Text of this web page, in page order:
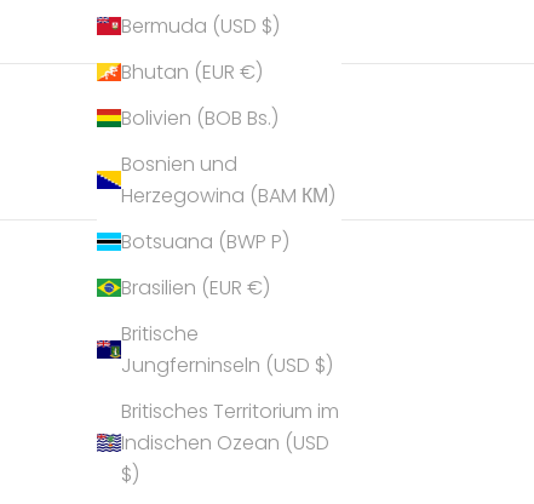
Bermuda (USD $)
Bhutan (EUR €)
Bolivien (BOB Bs.)
Bosnien und
Herzegowina (BAM КМ)
Botsuana (BWP P)
Brasilien (EUR €)
Britische
Jungferninseln (USD $)
Britisches Territorium im
Indischen Ozean (USD
$)